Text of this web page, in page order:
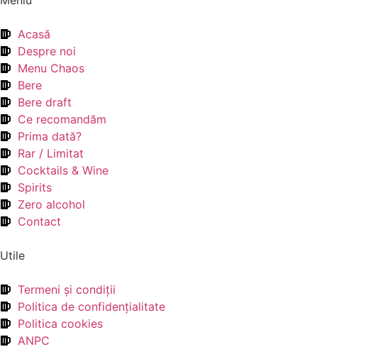
Acasă
Despre noi
Menu Chaos
Bere
Bere draft
Ce recomandăm
Prima dată?
Rar / Limitat
Cocktails & Wine
Spirits
Zero alcohol
Contact
Utile
Termeni şi condiţii
Politica de confidenţialitate
Politica cookies
ANPC